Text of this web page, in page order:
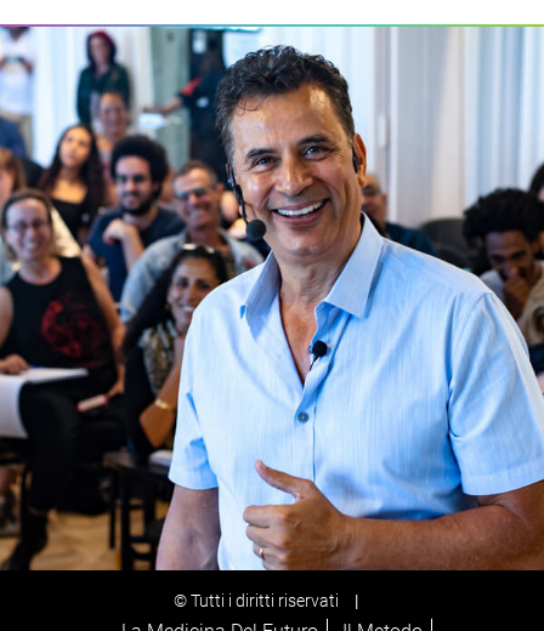
© Tutti i diritti riservati |